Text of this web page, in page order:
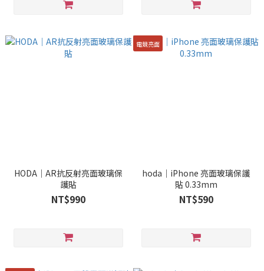
HODA｜AR抗反射亮面玻璃保
護貼
NT$990
電競亮面
hoda｜iPhone 亮面玻璃保護
貼 0.33mm
NT$590